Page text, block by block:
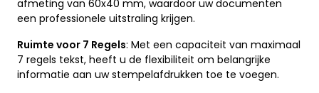
afmeting van 60x40 mm, waardoor uw documenten
een professionele uitstraling krijgen.
Ruimte voor 7 Regels: Met een capaciteit van maximaal
7 regels tekst, heeft u de flexibiliteit om belangrijke
informatie aan uw stempelafdrukken toe te voegen.